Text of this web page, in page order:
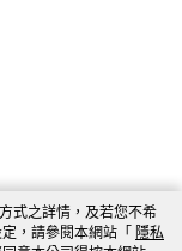
式之詳情，及若您不希
，請參閱本網站「 隱私